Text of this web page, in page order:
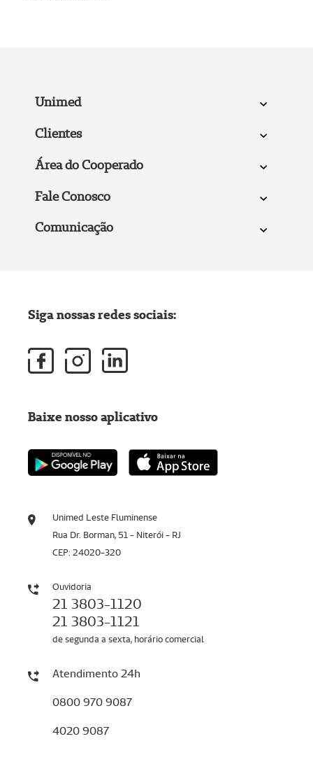
Unimed
Clientes
Área do Cooperado
Fale Conosco
Comunicação
Unimed Leste Fluminense
Rua Dr. Borman, 51 - Niterói - RJ
CEP: 24020-320
Ouvidoria
21 3803-1120
21 3803-1121
de segunda a sexta, horário comercial
Atendimento 24h
0800 970 9087
4020 9087
Siga nossas redes sociais:
Baixe nosso aplicativo